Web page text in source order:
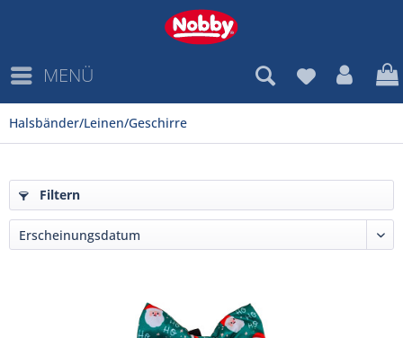
MENÜ
Halsbänder/Leinen/Geschirre
Filtern